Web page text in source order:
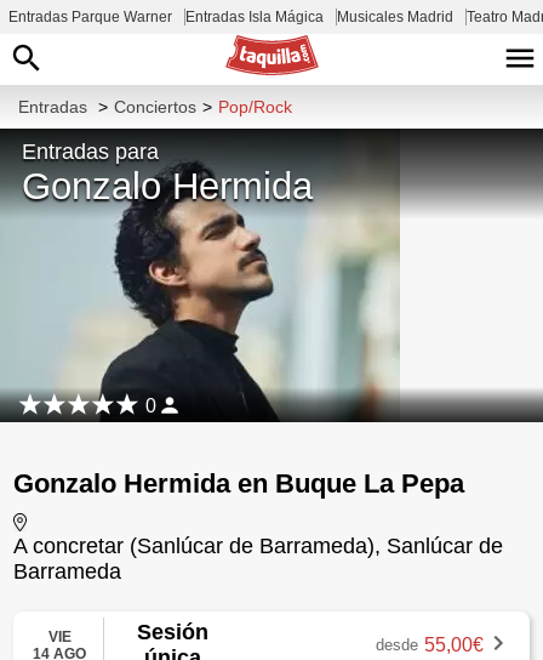
Entradas Parque Warner Entradas Isla Mágica Musicales Madrid Teatro
Entradas > Conciertos > Pop/Rock
Entradas para
Gonzalo Hermida
0
Gonzalo Hermida en Buque La Pepa
A concretar (Sanlúcar de Barrameda), Sanlúcar de
Barrameda
VIE
14 AGO
Sesión
desde 55,00€